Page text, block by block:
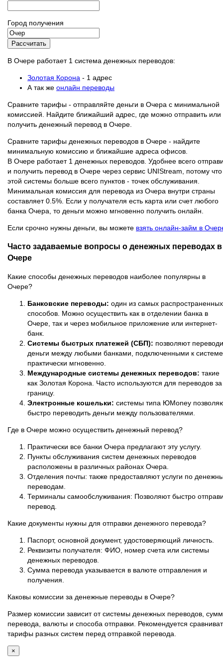
Город получения
Рассчитать
В Очере работает 1 система денежных переводов:
Золотая Корона - 1 адрес
А так же онлайн переводы
Сравните тарифы - отправляйте деньги в Очера с минимальной
комиссией. Найдите ближайший адрес, где можно отправить или
получить денежный перевод в Очере.
Сравните тарифы денежных переводов в Очере - найдите
минимальную комиссию и ближайшие адреса офисов.
В Очере работает 1 денежных переводов. Удобнее всего
и получить перевод в Очере через сервис UNIStream, потому что
этой системы больше всего пунктов - точек обслуживания.
Минимальная комиссия для перевода из Очера внутри страны
составляет 0.5%. Если у получателя есть карта или счет любого
банка Очера, то деньги можно мгновенно получить онлайн.
Если срочно нужны деньги, вы можете взять онлайн-займ в
Часто задаваемые вопросы о денежных переводах в
Очере
Какие способы денежных переводов наиболее популярны в
Очере?
Банковские переводы: один из самых распространенных
способов. Можно осуществить как в отделении банка в
Очере, так и через мобильное приложение или интернет-
банк.
Системы быстрых платежей (СБП): позволяют
деньги между любыми банками, подключенными к
практически мгновенно.
Международные системы денежных переводов: такие
как Золотая Корона. Часто используются для переводов за
границу.
Электронные кошельки: системы типа ЮMoney
быстро переводить деньги между пользователями.
Где в Очере можно осуществить денежный перевод?
Практически все банки Очера предлагают эту услугу.
Пункты обслуживания систем денежных переводов
расположены в различных районах Очера.
Отделения почты: также предоставляют услуги по
переводам.
Терминалы самообслуживания: Позволяют быстро
перевод.
Какие документы нужны для отправки денежного перевода?
Паспорт, основной документ, удостоверяющий личность.
Реквизиты получателя: ФИО, номер счета или системы
денежных переводов.
Сумма перевода указывается в валюте отправления и
получения.
Каковы комиссии за денежные переводы в Очере?
Размер комиссии зависит от системы денежных переводов,
перевода, валюты и способа отправки. Рекомендуется
тарифы разных систем перед отправкой перевода.
×